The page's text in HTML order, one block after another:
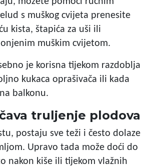
s muškog cvijeta prenesite
kista, štapića za uši ili
muškim cvijetom.
je korisna tijekom razdoblja
kukaca oprašivača ili kada
balkonu.
truljenje plodova
postaju sve teži i često dolaze
Upravo tada može doći do
nakon kiše ili tijekom vlažnih